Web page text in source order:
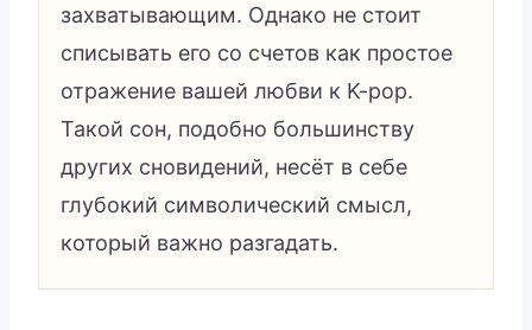
захватывающим. Однако не стоит
списывать его со счетов как простое
отражение вашей любви к K-pop.
Такой сон, подобно большинству
других сновидений, несёт в себе
глубокий символический смысл,
который важно разгадать.